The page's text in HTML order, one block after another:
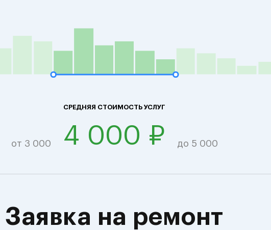
СРЕДНЯЯ СТОИМОСТЬ УСЛУГ
от 3 000 4 000 ₽ до 5 000
Заявка на ремонт